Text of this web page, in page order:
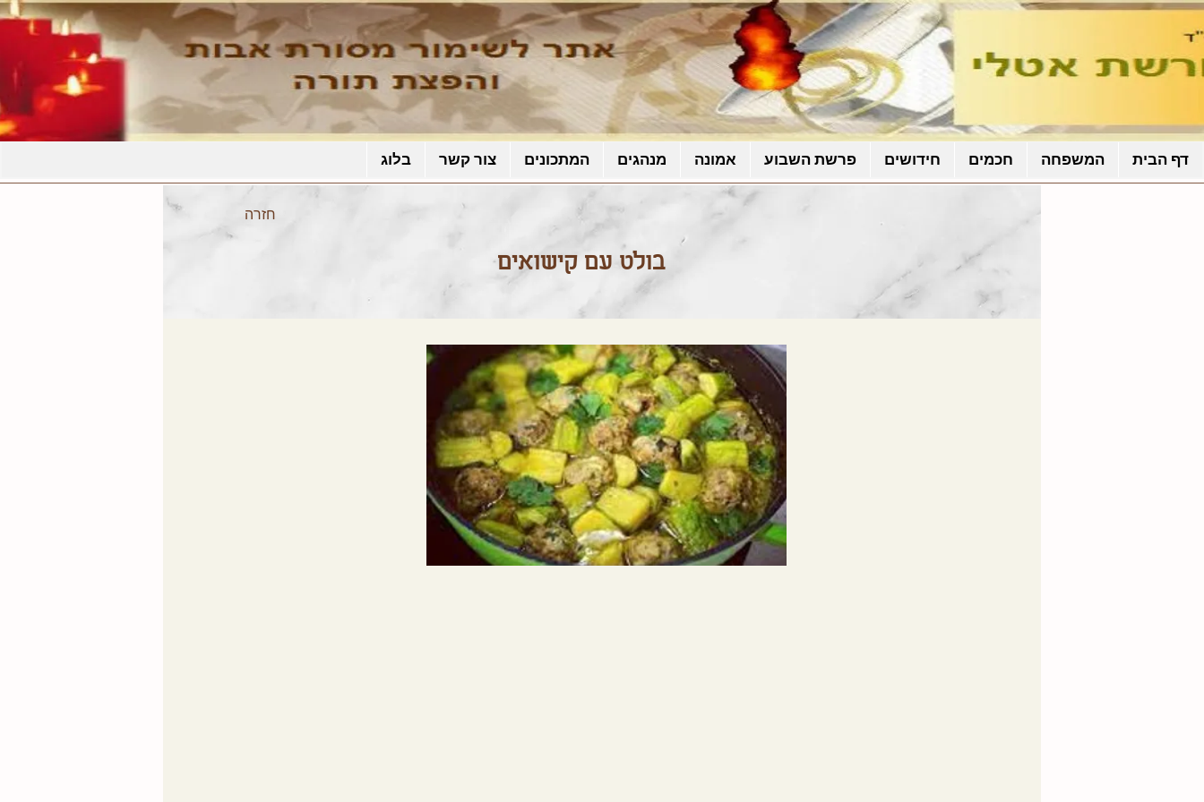
בלוג צור קשר המתכונים מנהגים אמונה פרשת השבוע חידושים חכמים המשפחה דף הבית
חזרה
בולט עם קישואים